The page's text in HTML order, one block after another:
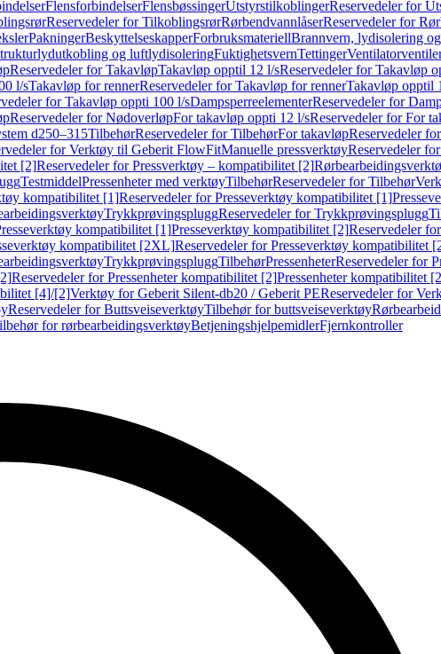
FlensforbindelserFlensbøssingerUtstyrstilkoblingerReservedeler for
Reservedeler for TilkoblingsrørRørbendvannlåserReservedeler for
PakningerBeskyttelseskapperForbruksmateriellBrannvern, lydisolering
og luftlydisoleringFuktighetsvernTettinger
Reservedeler for TakavløpTakavløp opptil 12 l/sReservedeler for Takavløp
l/sTakavløp for rennerReservedeler for Takavløp for rennerTakavløp opptil
for Takavløp oppti 100 l/sDampsperreelementerReservedeler for
Reservedeler for NødoverløpFor takavløp oppti 12 l/sReservedeler for For
d250–315TilbehørReservedeler for TilbehørFor takavløpReservedeler
for Verktøy til Geberit FlowFitManuelle pressverktøyReservedeler
[2]Reservedeler for Pressverktøy – kompatibilitet [2]
TestmiddelPressenheter med verktøyTilbehørReservedeler for Tilbehør
kompatibilitet [1]Reservedeler for Presseverktøy kompatibilitet [1]
TrykkprøvingspluggReservedeler for Trykkprøvingsplugg
kompatibilitet [1]Presseverktøy kompatibilitet [2]Reservedeler
kompatibilitet [2XL]Reservedeler for Presseverktøy kompatibilitet
TrykkprøvingspluggTilbehørPressenheterReservedeler for
Reservedeler for Pressenheter kompatibilitet [2]Pressenheter kompatibilitet
[4]/[2]Verktøy for Geberit Silent-db20 / Geberit PEReservedeler for
Reservedeler for ButtsveiseverktøyTilbehør for buttsveiseverktøy
for rørbearbeidingsverktøyBetjeningshjelpemidlerFjernkontroller